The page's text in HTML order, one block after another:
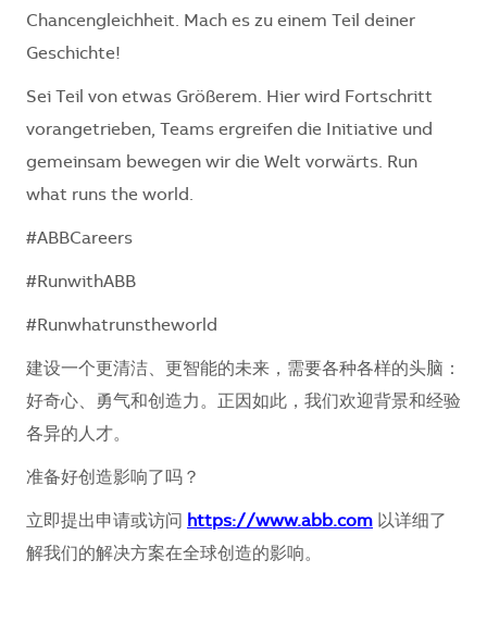
Chancengleichheit. Mach es zu einem Teil deiner
Geschichte!
Sei Teil von etwas Größerem. Hier wird Fortschritt
vorangetrieben, Teams ergreifen die Initiative und
gemeinsam bewegen wir die Welt vorwärts. Run
what runs the world.
#ABBCareers
#RunwithABB
#Runwhatrunstheworld
建设一个更清洁、更智能的未来，需要各种各样的头脑：
好奇心、勇气和创造力。正因如此，我们欢迎背景和经验
各异的人才。
准备好创造影响了吗？
立即提出申请或访问 https://www.abb.com 以详细了
解我们的解决方案在全球创造的影响。